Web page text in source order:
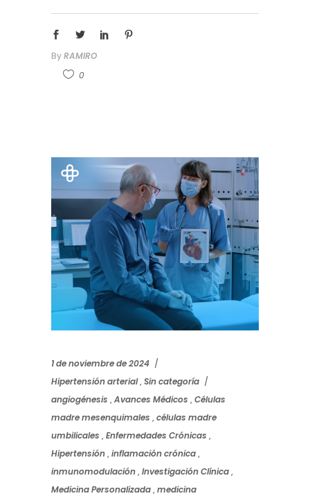
ByRAMIRO
0
1 de noviembre de 2024
Hipertensión arterial,Sin categoría
angiogénesis ,Avances Médicos ,Células
madre mesenquimales ,células madre
umbilicales ,Enfermedades Crónicas ,
Hipertensión,inflamación crónica,
inmunomodulación,Investigación Clínica,
Medicina Personalizada,medicina